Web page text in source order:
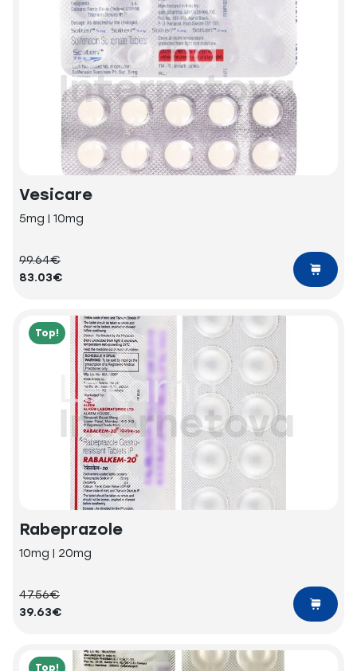
Vesicare
5mg | 10mg
99.64€
83.03€
Top!
Rabeprazole
10mg | 20mg
47.56€
39.63€
Top!